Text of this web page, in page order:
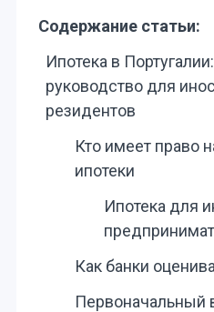
Содержание статьи:
Ипотека в
руководство для
резидентов
Кто имеет право
ипотеки
Ипотека для
Как банки
Первоначальный